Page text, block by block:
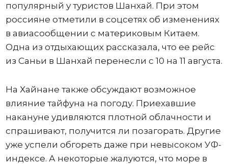
популярный у туристов Шанхай. При этом
россияне отметили в соцсетях об изменениях
в авиасообщении с материковым Китаем.
Одна из отдыхающих рассказала, что ее рейс
из Саньи в Шанхай перенесли с 10 на 11 августа.
На Хайнане также обсуждают возможное
влияние тайфуна на погоду. Приехавшие
накануне удивляются плотной облачности и
спрашивают, получится ли позагорать. Другие
уже успели обгореть даже при невысоком УФ-
индексе. А некоторые жалуются, что море в